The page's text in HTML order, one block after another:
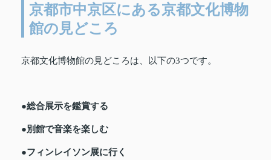
京都市中京区にある京都文化博物
館の見どころ
京都文化博物館の見どころは、以下の3つです。
●総合展示を鑑賞する
●別館で音楽を楽しむ
●フィンレイソン展に行く